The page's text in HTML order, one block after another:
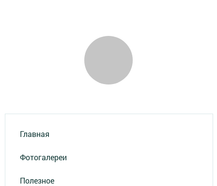
Главная
Фотогалереи
Полезное